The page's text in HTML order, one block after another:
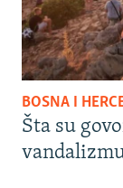
BOSNA I
Šta su